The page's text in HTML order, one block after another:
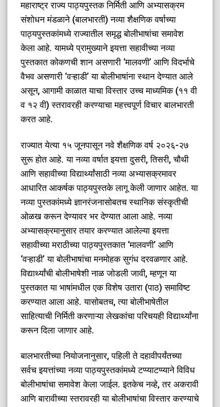
महाराष्ट्र राज्य पाठ्यपुस्तक निर्मिती आणि अभ्यासक्रम
संशोधन मंडळाने (बालभारती) नव्या शैक्षणिक वर्षाच्या
पाठ्यपुस्तकांमध्ये राज्यातील समृद्ध बोलीभाषांचा समावेश
केला आहे. यामध्ये प्रामुख्याने इयत्ता सहावीच्या नव्या
पुस्तकात कोकणची शान असणारी ‘मालवणी’ आणि विदर्भाचे
वैभव असणारी ‘वऱ्हाडी’ या बोलीभाषांना स्थान देण्यात आले
असून, आगामी काळात याचा विस्तार उच्च माध्यमिक (११ वी
व १२ वी) स्तरावरही करण्याचा महत्त्वपूर्ण विचार बालभारती
करत आहे.
​राज्यात येत्या १५ जूनपासून नवे शैक्षणिक वर्ष २०२६-२७
सुरू होत आहे. या नव्या वर्षात इयत्ता दुसरी, तिसरी, चौथी
आणि सहावीच्या विद्यार्थ्यांसाठी नव्या अभ्यासक्रमावर
आधारित आकर्षक पाठ्यपुस्तके लागू केली जाणार आहेत. या
नव्या पुस्तकांमध्ये ज्ञानरंजनासोबतच स्थानिक संस्कृतीची
ओळख करून देण्यावर भर देण्यात आला आहे. नव्या
अभ्यासक्रमानुसार तयार करण्यात आलेल्या इयत्ता
सहावीच्या मराठीच्या पाठ्यपुस्तकात ‘मालवणी’ आणि
‘वऱ्हाडी’ या बोलीभाषांचा मनमोहक सुगंध दरवळणार आहे.
विद्यार्थ्यांची बोलीभाषेशी नाळ जोडली जावी, म्हणून या
पुस्तकात या भाषांमधील एक विशेष उतारा (पाठ) समाविष्ट
करण्यात आला आहे. यासोबतच, त्या बोलीभाषेतील
साहित्याची निर्मिती करणाऱ्या लेखकांचा परिचयही विद्यार्थ्यांना
करून दिला जाणार आहे.
​बालभारतीच्या नियोजनानुसार, पहिली ते दहावीपर्यंतच्या
सर्वच इयत्तांच्या नव्या पाठ्यपुस्तकांमध्ये टप्प्याटप्प्याने विविध
बोलीभाषांचा समावेश केला जाईल. इतकेच नव्हे, तर अकरावी
आणि बारावीच्या स्तरावरही या बोलीभाषांचा विस्तार करण्याचे